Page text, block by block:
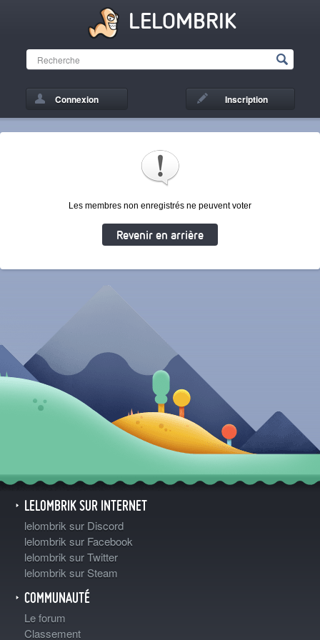
LELOMBRIK
Connexion Inscription
Les membres non enregistrés ne peuvent voter
Revenir en arrière
LELOMBRIK SUR INTERNET
lelombrik sur Discord
lelombrik sur Facebook
lelombrik sur Twitter
lelombrik sur Steam
COMMUNAUTÉ
Le forum
Classement